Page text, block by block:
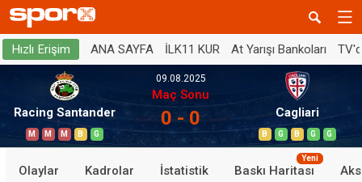
Hızlı Erişim ANA SAYFA İLK11 KUR At Yarışı Bankoları
Racing Santander
M M M B G
09.08.2025
Maç Sonu
0 - 0 Cagliari
B G B G G
Olaylar Kadrolar İstatistik Baskı Haritası
Yeni